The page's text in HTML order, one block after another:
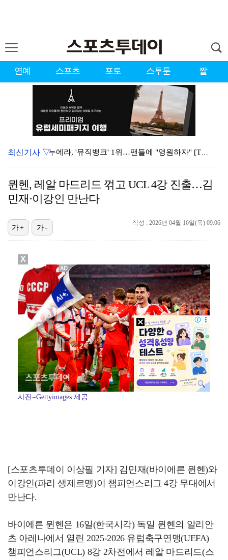
연예 스포츠 포토 스투툰 짤
누에라, '뮤직뱅크' 1위…팬들에 "영원하자" [TV캡…
대한축구협회의 '심판 성접대'…최악의 경우 런던 올림픽…
진세연, 전속계약 종료…FA 시장 나왔다 [공식]
대놓고 '심판 마사지'로 결재 받기도…최종 결재권자는 …
외신까지 퍼지고 있는 축구협회 성접대 논란…2002 한…
'오징어 게임' 미국판 스핀오프, 제작 무산설 "넷플릭…
[ST포토] 정지효, 반가운 손인사
최신기사 ▽
뮌헨, 레알 마드리드 꺾고 UCL 4강 진출…김
민재·이강인 만난다
작성 : 2026년 04월 16일(목) 09:06
가+ 가-
사진=Gettyimages 제공
[스포츠투데이 이상필 기자] 김민재(바이에른 뮌헨)와
이강인(파리 생제르맹)이 챔피언스리그 4강 무대에서
만난다.
바이에른 뮌헨은 16일(한국시각) 독일 뮌헨의 알리안
츠 아레나에서 열린 2025-2026 유럽축구연맹(UEFA)
챔피언스리그(UCL) 8강 2차전에서 레알 마드리드(스
X